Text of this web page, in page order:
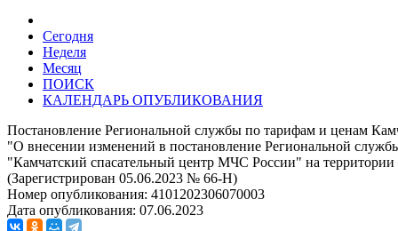
Сегодня
Неделя
Месяц
ПОИСК
КАЛЕНДАРЬ ОПУБЛИКОВАНИЯ
Постановление Региональной службы по тарифам и ценам
"О внесении изменений в постановление Региональной
"Камчатский спасательный центр МЧС России" на территории
(Зарегистрирован 05.06.2023 № 66-Н)
Номер опубликования: 4101202306070003
Дата опубликования: 07.06.2023